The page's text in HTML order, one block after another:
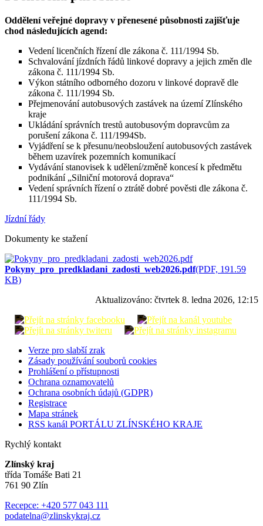
Oddělení veřejné dopravy v přenesené působnosti zajišťuje
chod následujících agend:
Vedení licenčních řízení dle zákona č. 111/1994 Sb.
Schvalování jízdních řádů linkové dopravy a jejich změn dle
zákona č. 111/1994 Sb.
Výkon státního odborného dozoru v linkové dopravě dle
zákona č. 111/1994 Sb.
Přejmenování autobusových zastávek na území Zlínského
kraje
Ukládání správních trestů autobusovým dopravcům za
porušení zákona č. 111/1994Sb.
Vyjádření se k přesunu/neobsloužení autobusových zastávek
během uzavírek pozemních komunikací
Vydávání stanovisek k udělení/změně koncesí k předmětu
podnikání „Silniční motorová doprava“
Vedení správních řízení o ztrátě dobré pověsti dle zákona č.
111/1994 Sb.
Jízdní řády
Dokumenty ke stažení
Pokyny_pro_predkladani_zadosti_web2026.pdf(PDF, 191.59
KB)
Aktualizováno: čtvrtek 8. ledna 2026, 12:15
Verze pro slabší zrak
Zásady používání souborů cookies
Prohlášení o přístupnosti
Ochrana oznamovatelů
Ochrana osobních údajů (GDPR)
Registrace
Mapa stránek
RSS kanál PORTÁLU ZLÍNSKÉHO KRAJE
Rychlý kontakt
Zlínský kraj
třída Tomáše Bati 21
761 90 Zlín
Recepce: +420 577 043 111
podatelna@zlinskykraj.cz